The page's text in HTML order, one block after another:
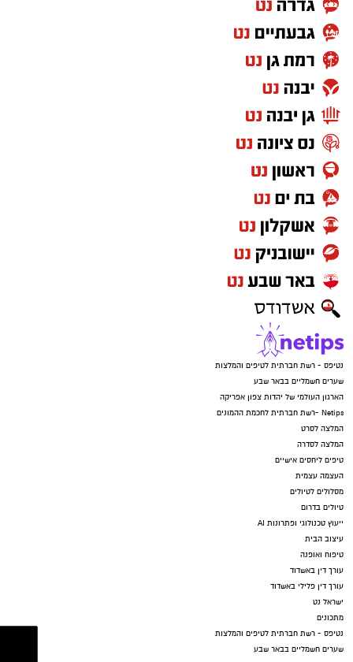
נטיפס - רשת חברתית לטיפים והמלצות
שערים חשמליים בבאר שבע
הארגון העולמי של יהדות צפון אפריקה
Netips -רשת חברתית לחכמת ההמונים
המלצה לסרט
המלצה לסדרה
טיפים ליחסים אישיים
העצמה עצמית
מסלולים לטיולים
טיולים בדרום
ייעוץ טכנולוגי ופתרונות AI
עיצוב הבית
טיפוח ואופנה
עורך דין באשדוד
עורך דין פלילי באשדוד
ישראל נט
מתכונים
נטיפס - רשת חברתית לטיפים והמלצות
שערים חשמליים בבאר שבע